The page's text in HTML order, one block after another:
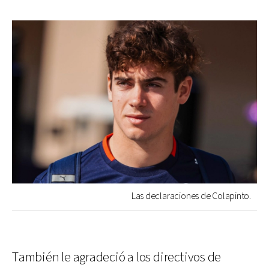
Las declaraciones de Colapinto.
También le agradeció a los directivos de